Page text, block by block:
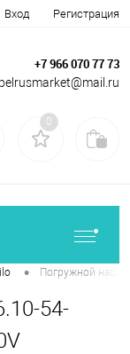
Вход Регистрация
+7 966 070 77 73
belrusmarket@mail.ru
0
• Погружной насос
54-